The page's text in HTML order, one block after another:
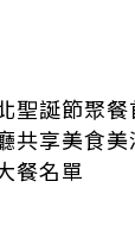
聖誕節聚
共享美食
餐名單